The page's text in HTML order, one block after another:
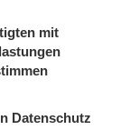
mit
Datenschutz